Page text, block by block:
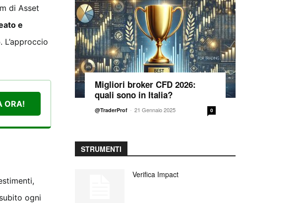
di Asset
e
. L’approccio
ORA!
ogni
Migliori broker CFD 2026:
quali sono in Italia?
@TraderProf - 21 Gennaio 2025 0
STRUMENTI
Verifica Impact